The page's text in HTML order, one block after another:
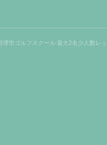
堺市ゴルフスクール 最大2名少人数レ